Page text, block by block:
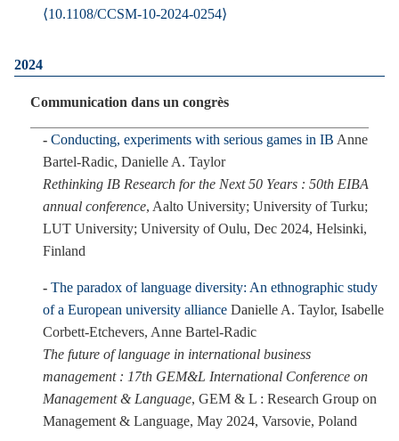
⟨10.1108/CCSM-10-2024-0254⟩
2024
Communication dans un congrès
Conducting, experiments with serious games in IB Anne
Bartel-Radic, Danielle A. Taylor
Rethinking IB Research for the Next 50 Years : 50th EIBA
annual conference, Aalto University; University of Turku;
LUT University; University of Oulu, Dec 2024, Helsinki,
Finland
The paradox of language diversity: An ethnographic study
of a European university alliance Danielle A. Taylor, Isabelle
Corbett-Etchevers, Anne Bartel-Radic
The future of language in international business
management : 17th GEM&L International Conference on
Management & Language, GEM & L : Research Group on
Management & Language, May 2024, Varsovie, Poland